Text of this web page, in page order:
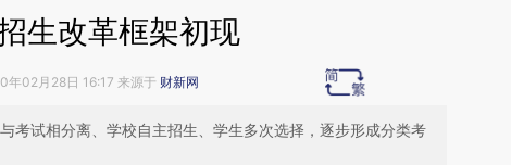
生改革框架初现
年02月28日 16:17 来源于 财新网
考试相分离、学校自主招生、学生多次选择，逐步形成分类考